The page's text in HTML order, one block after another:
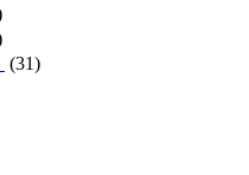
(31)